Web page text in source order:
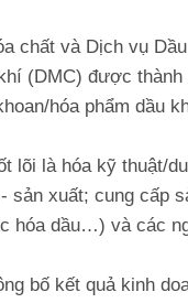
chất và Dịch vụ
(DMC) được
hóa phẩm dầu
lõi là hóa kỹ thuật/
sản xuất; cung cấp
hóa dầu…) và các
bố kết quả kinh